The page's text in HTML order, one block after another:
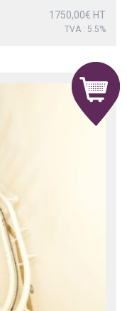
1750,00€ HT
TVA : 5.5%